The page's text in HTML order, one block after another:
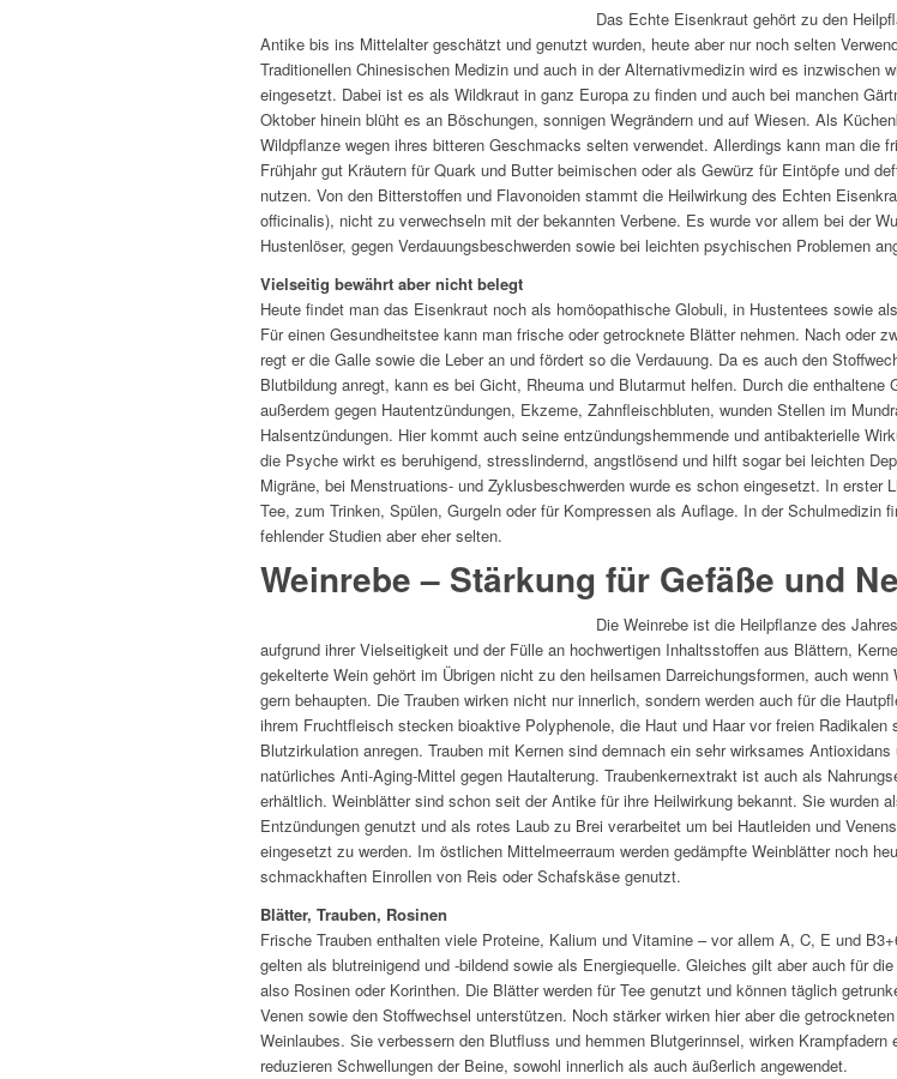
Das Echte Eisenkraut gehört zu den
Antike bis ins Mittelalter geschätzt und genutzt wurden, heute aber nur noch selten
Traditionellen Chinesischen Medizin und auch in der Alternativmedizin wird es inzwischen
eingesetzt. Dabei ist es als Wildkraut in ganz Europa zu finden und auch bei manchen
Oktober hinein blüht es an Böschungen, sonnigen Wegrändern und auf Wiesen. Als
Wildpflanze wegen ihres bitteren Geschmacks selten verwendet. Allerdings kann man die
Frühjahr gut Kräutern für Quark und Butter beimischen oder als Gewürz für Eintöpfe und
nutzen. Von den Bitterstoffen und Flavonoiden stammt die Heilwirkung des Echten
officinalis), nicht zu verwechseln mit der bekannten Verbene. Es wurde vor allem bei der
Hustenlöser, gegen Verdauungsbeschwerden sowie bei leichten psychischen Problemen
Vielseitig bewährt aber nicht belegt
Heute findet man das Eisenkraut noch als homöopathische Globuli, in Hustentees sowie
Für einen Gesundheitstee kann man frische oder getrocknete Blätter nehmen. Nach oder
regt er die Galle sowie die Leber an und fördert so die Verdauung. Da es auch den
Blutbildung anregt, kann es bei Gicht, Rheuma und Blutarmut helfen. Durch die enthaltene
außerdem gegen Hautentzündungen, Ekzeme, Zahnfleischbluten, wunden Stellen im
Halsentzündungen. Hier kommt auch seine entzündungshemmende und antibakterielle
die Psyche wirkt es beruhigend, stresslindernd, angstlösend und hilft sogar bei leichten
Migräne, bei Menstruations- und Zyklusbeschwerden wurde es schon eingesetzt. In erster
Tee, zum Trinken, Spülen, Gurgeln oder für Kompressen als Auflage. In der Schulmedizin
fehlender Studien aber eher selten.
Weinrebe – Stärkung für Gefäße und
Die Weinrebe ist die Heilpflanze des
aufgrund ihrer Vielseitigkeit und der Fülle an hochwertigen Inhaltsstoffen aus Blättern,
gekelterte Wein gehört im Übrigen nicht zu den heilsamen Darreichungsformen, auch wenn
gern behaupten. Die Trauben wirken nicht nur innerlich, sondern werden auch für die
ihrem Fruchtfleisch stecken bioaktive Polyphenole, die Haut und Haar vor freien Radikalen
Blutzirkulation anregen. Trauben mit Kernen sind demnach ein sehr wirksames Antioxidans
natürliches Anti-Aging-Mittel gegen Hautalterung. Traubenkernextrakt ist auch als
erhältlich. Weinblätter sind schon seit der Antike für ihre Heilwirkung bekannt. Sie wurden
Entzündungen genutzt und als rotes Laub zu Brei verarbeitet um bei Hautleiden und
eingesetzt zu werden. Im östlichen Mittelmeerraum werden gedämpfte Weinblätter noch
schmackhaften Einrollen von Reis oder Schafskäse genutzt.
Blätter, Trauben, Rosinen
Frische Trauben enthalten viele Proteine, Kalium und Vitamine – vor allem A, C, E und
gelten als blutreinigend und -bildend sowie als Energiequelle. Gleiches gilt aber auch für
also Rosinen oder Korinthen. Die Blätter werden für Tee genutzt und können täglich
Venen sowie den Stoffwechsel unterstützen. Noch stärker wirken hier aber die
Weinlaubes. Sie verbessern den Blutfluss und hemmen Blutgerinnsel, wirken Krampfadern
reduzieren Schwellungen der Beine, sowohl innerlich als auch äußerlich angewendet.